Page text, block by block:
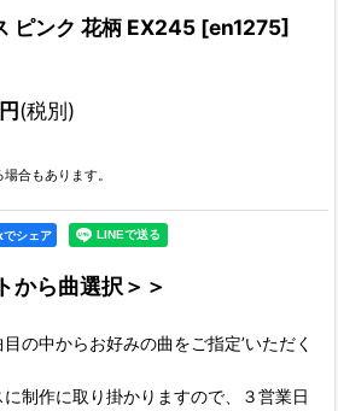
ピンク 花柄 EX245 [en1275]
円(税別)
合もあります。
シェア
から曲選択＞＞
の中からお好みの曲をご指定’いただく
制作に取り掛かりますので、３営業日